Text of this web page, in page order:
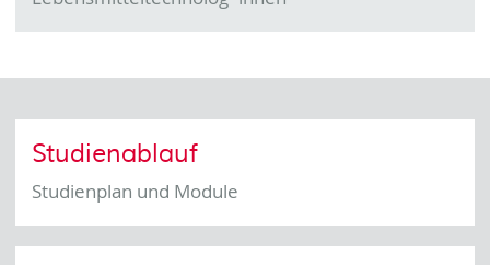
Studienablauf
Studienplan und Module